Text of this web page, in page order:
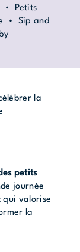
• Petits
• Sip and
la
petits
journée
qui valorise
la